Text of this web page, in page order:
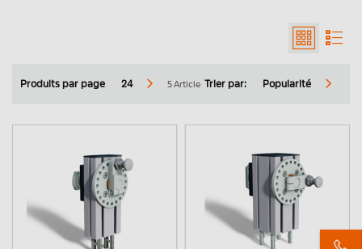
Plan de travail
Armoires basses & Kits de fixation
Produits par page 24 5 Article Trier par: Popularité